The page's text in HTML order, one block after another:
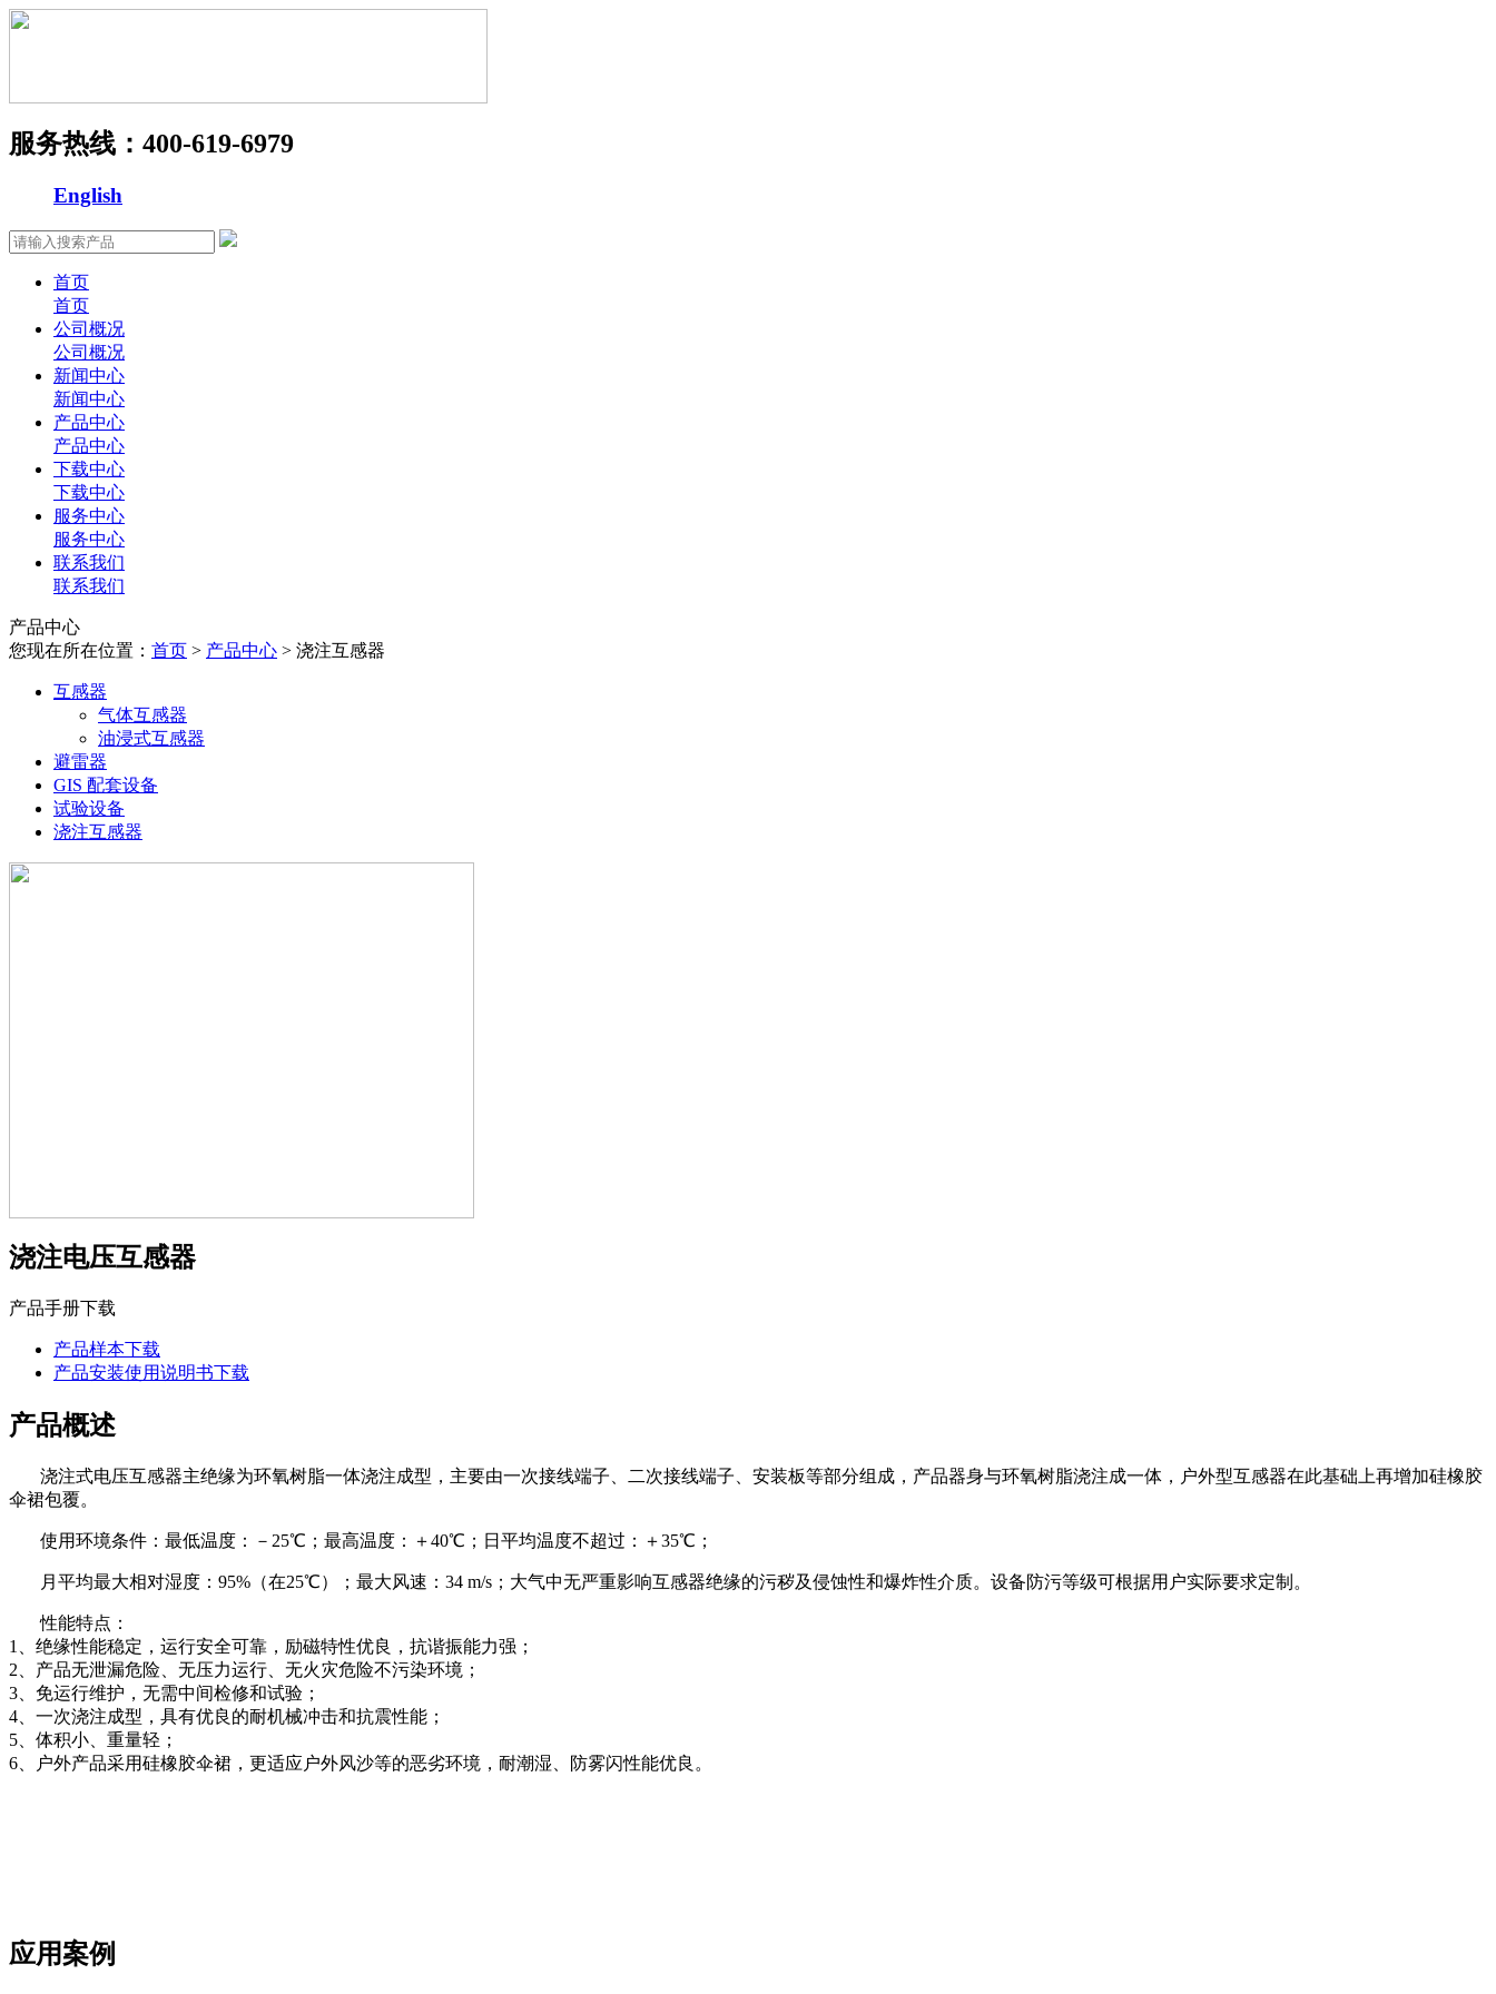
服务热线： 400-619-6979
English
首页
首页
公司概况
公司概况
新闻中心
新闻中心
产品中心
产品中心
下载中心
下载中心
服务中心
服务中心
联系我们
联系我们
产品中心
您现在所在位置： 首页 > 产品中心 > 浇注互感器
互感器
气体互感器
油浸式互感器
避雷器
GIS 配套设备
试验设备
浇注互感器
浇注电压互感器
产品手册下载
产品样本下载
产品安装使用说明书下载
产品概述
浇注式电压互感器主绝缘为环氧树脂一体浇注成型，主要由一次接线端子、二次接线端子、安装板等部分组成，产品器身与环氧树脂浇注成一体，户外型互感器在此基础上再增加硅橡胶
伞裙包覆。
使用环境条件：最低温度：－ 25℃；最高温度：＋40℃；日平均温度不超过：＋35℃；
月平均最大相对湿度：95% （在25℃）；最大风速：34 m/s ；大气中无严重影响互感器绝缘的污秽及侵蚀性和爆炸性介质。设备防污等级可根据用户实际要求定制。
性能特点：
1、绝缘性能稳定，运行安全可靠，励磁特性优良，抗谐振能力强；
2、产品无泄漏危险、无压力运行、无火灾危险不污染环境；
3、免运行维护，无需中间检修和试验；
4、一次浇注成型，具有优良的耐机械冲击和抗震性能；
5、体积小、重量轻；
6、户外产品采用硅橡胶伞裙，更适应户外风沙等的恶劣环境，耐潮湿、防雾闪性能优良。
应用案例